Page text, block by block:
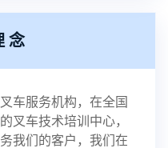
念
车服务机构，在全国
叉车技术培训中心，
我们的客户，我们在